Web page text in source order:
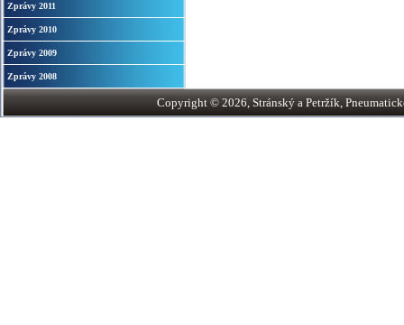
Zprávy 2011
Zprávy 2010
Zprávy 2009
Zprávy 2008
Copyright © 2026, Stránský a Petržík,